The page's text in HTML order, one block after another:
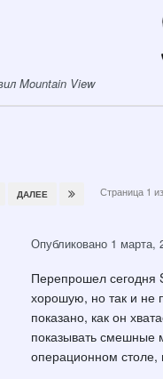
Mountain View
ДАЛЕЕ Страница 1
Опубликовано 1 марта,
Перепрошел сегодня
хорошую, но так и не
показано, как он
показывать смешные
операционном столе,